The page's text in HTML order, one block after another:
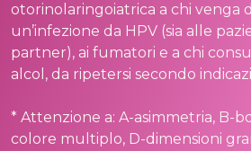
otorinolaringoiatrica a chi venga
un’infezione da HPV (sia alle
partner), ai fumatori e a chi
alcol, da ripetersi secondo
* Attenzione a: A-asimmetria, B-
colore multiplo, D-dimensioni